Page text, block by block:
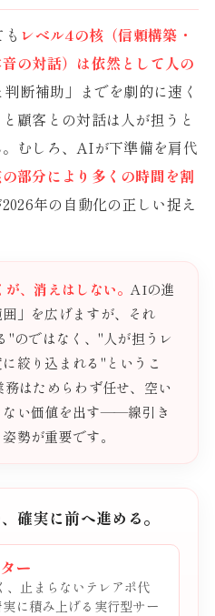
レベル4の核（信頼構築・
の対話）は依然として人の
断補助」までを劇的に速く
顧客との対話は人が担うと
むしろ、AIが下準備を肩代
部分により多くの時間を割
年の自動化の正しい捉え
、消えはしない。 AIの進
」を広げますが、それ
"のではなく、"人が担うレ
絞り込まれる"というこ
はためらわず任せ、空い
ない価値を出す——線引き
勢が重要です。
確実に前へ進める。
ー
、止まらないテレアポ代
に積み上げる実行型サー